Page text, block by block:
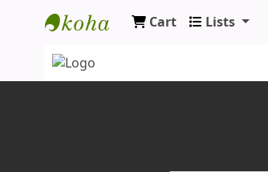
Koha online
Cart Lists